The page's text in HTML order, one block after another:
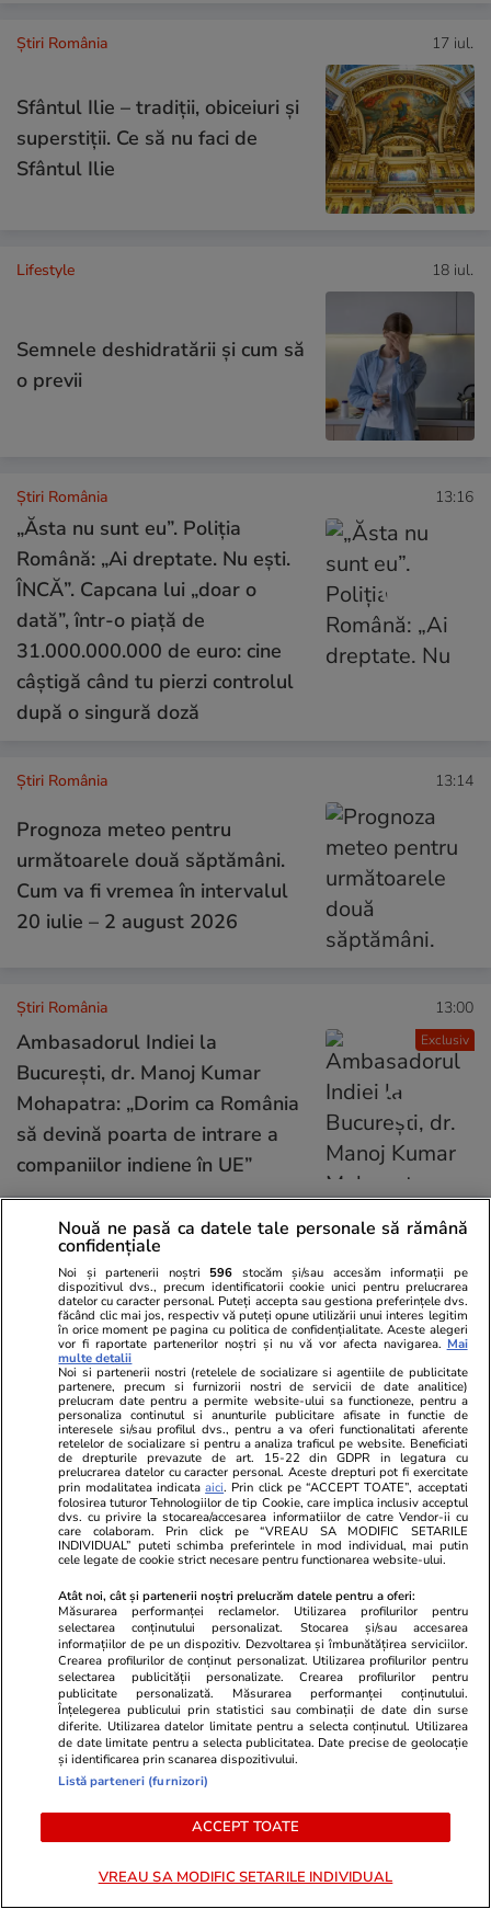
Știri România 17 iul.
Sfântul Ilie – tradiții, obiceiuri și
superstiții. Ce să nu faci de
Sfântul Ilie
Lifestyle 18 iul.
Semnele deshidratării și cum să
o previi
Știri România 13:16
„Ăsta nu sunt eu”. Poliția
Română: „Ai dreptate. Nu ești.
ÎNCĂ”. Capcana lui „doar o
dată”, într-o piață de
31.000.000.000 de euro: cine
câștigă când tu pierzi controlul
după o singură doză
Știri România 13:14
Prognoza meteo pentru
următoarele două săptămâni.
Cum va fi vremea în intervalul
20 iulie – 2 august 2026
Exclusiv
Știri România 13:00
Ambasadorul Indiei la
București, dr. Manoj Kumar
Mohapatra: „Dorim ca România
să devină poarta de intrare a
companiilor indiene în UE”
Știri România 12:54
Ciprian Ciucu cere insolvența
STB: „Conducerea să se
întrunească mâine dimineață și
să ia decizia corectă. Altfel, STB
intră în faliment”
11:00
Regimul
Dan+Bolojan+Grindeanu+Fritz,
mai nociv pentru România decât
regimul
Iohannis+Ciolacu+Ciucă?
09:00
Fatalismul mioritic e o etapă
sau un blestem? Câteva note
Nouă ne pasă ca datele tale personale să rămână
confidențiale
Noi și partenerii noștri 596 stocăm și/sau accesăm informații pe
dispozitivul dvs., precum identificatorii cookie unici pentru prelucrarea
datelor cu caracter personal. Puteți accepta sau gestiona preferințele dvs.
făcând clic mai jos, respectiv vă puteți opune utilizării unui interes legitim
în orice moment pe pagina cu politica de confidențialitate. Aceste alegeri
vor fi raportate partenerilor noștri și nu vă vor afecta navigarea. Mai
multe detalii
Noi si partenerii nostri (retelele de socializare si agentiile de publicitate
partenere, precum si furnizorii nostri de servicii de date analitice)
prelucram date pentru a permite website-ului sa functioneze, pentru a
personaliza continutul si anunturile publicitare afisate in functie de
interesele si/sau profilul dvs., pentru a va oferi functionalitati aferente
retelelor de socializare si pentru a analiza traficul pe website. Beneficiati
de drepturile prevazute de art. 15-22 din GDPR in legatura cu
prelucrarea datelor cu caracter personal. Aceste drepturi pot fi exercitate
prin modalitatea indicataaici. Prin click pe “ACCEPT TOATE”, acceptati
folosirea tuturor Tehnologiilor de tip Cookie, care implica inclusiv acceptul
dvs. cu privire la stocarea/accesarea informatiilor de catre Vendor-ii cu
care colaboram. Prin click pe “VREAU SA MODIFIC SETARILE
INDIVIDUAL” puteti schimba preferintele in mod individual, mai putin
cele legate de cookie strict necesare pentru functionarea website-ului.
Atât noi, cât și partenerii noștri prelucrăm datele pentru a oferi:
Măsurarea performanței reclamelor. Utilizarea profilurilor pentru
selectarea conținutului personalizat. Stocarea și/sau accesarea
informațiilor de pe un dispozitiv. Dezvoltarea și îmbunătățirea serviciilor.
Crearea profilurilor de conținut personalizat. Utilizarea profilurilor pentru
selectarea publicității personalizate. Crearea profilurilor pentru
publicitate personalizată. Măsurarea performanței conținutului.
Înțelegerea publicului prin statistici sau combinații de date din surse
diferite. Utilizarea datelor limitate pentru a selecta conținutul. Utilizarea
de date limitate pentru a selecta publicitatea. Date precise de geolocație
și identificarea prin scanarea dispozitivului.
Listă parteneri (furnizori)
ACCEPT TOATE
VREAU SA MODIFIC SETARILE INDIVIDUAL